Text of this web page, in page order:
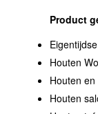
Product
Houten
Houten
Houten